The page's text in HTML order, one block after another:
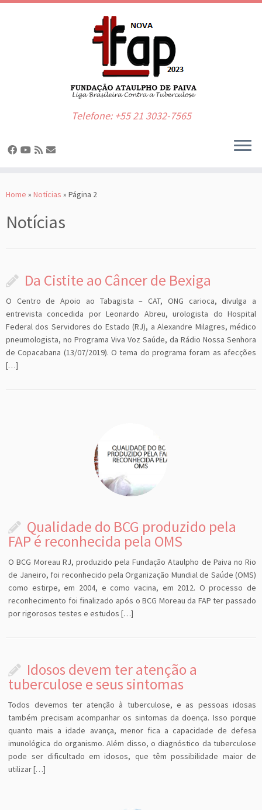
to
Telefone: +55 21 3032-7565
Home » Notícias » Página 2
Notícias
Da Cistite ao Câncer de Bexiga
O Centro de Apoio ao Tabagista – CAT, ONG carioca, divulga a
entrevista concedida por Leonardo Abreu, urologista do Hospital
Federal dos Servidores do Estado (RJ), a Alexandre Milagres, médico
pneumologista, no Programa Viva Voz Saúde, da Rádio Nossa Senhora
de Copacabana (13/07/2019). O tema do programa foram as afecções
[…]
Qualidade do BCG produzido pela
FAP é reconhecida pela OMS
O BCG Moreau RJ, produzido pela Fundação Ataulpho de Paiva no Rio
de Janeiro, foi reconhecido pela Organização Mundial de Saúde (OMS)
como estirpe, em 2004, e como vacina, em 2012. O processo de
reconhecimento foi finalizado após o BCG Moreau da FAP ter passado
por rigorosos testes e estudos […]
Idosos devem ter atenção a
tuberculose e seus sintomas
Todos devemos ter atenção à tuberculose, e as pessoas idosas
também precisam acompanhar os sintomas da doença. Isso porque
quanto mais a idade avança, menor fica a capacidade de defesa
imunológica do organismo. Além disso, o diagnóstico da tuberculose
pode ser dificultado em idosos, que têm possibilidade maior de
utilizar […]